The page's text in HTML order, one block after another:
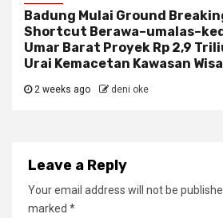
Badung Mulai Ground
Shortcut
Umar Barat Proyek Rp 2,9
Urai Kemacetan Kawasan
2 weeks ago deni oke
Leave a Reply
Your email address will not be
marked *